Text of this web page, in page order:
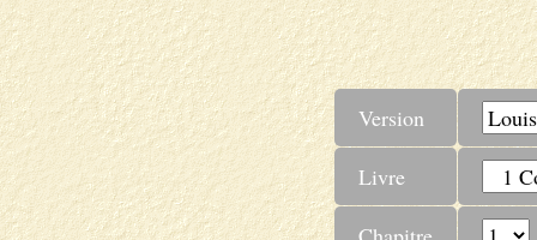
Version
Livre